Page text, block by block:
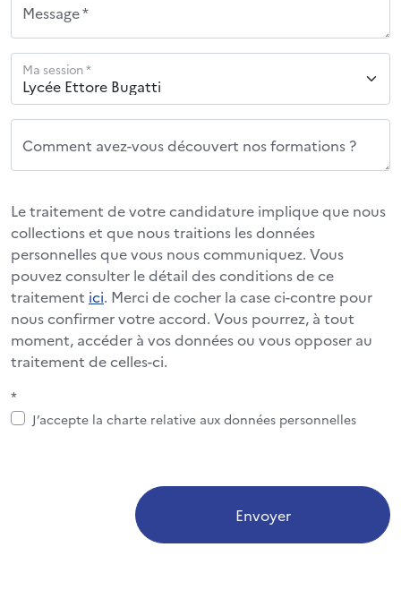
Message *
Ma session *
Comment avez-vous découvert nos formations ?
Le traitement de votre candidature implique que nous
collections et que nous traitions les données
personnelles que vous nous communiquez. Vous
pouvez consulter le détail des conditions de ce
traitement ici. Merci de cocher la case ci-contre pour
nous confirmer votre accord. Vous pourrez, à tout
moment, accéder à vos données ou vous opposer au
traitement de celles-ci.
*
J’accepte la charte relative aux données personnelles
Envoyer